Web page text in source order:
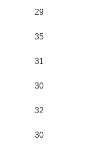
29
35
31
30
32
30